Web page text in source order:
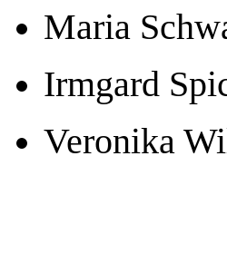
Maria
Irmgard
Veronika